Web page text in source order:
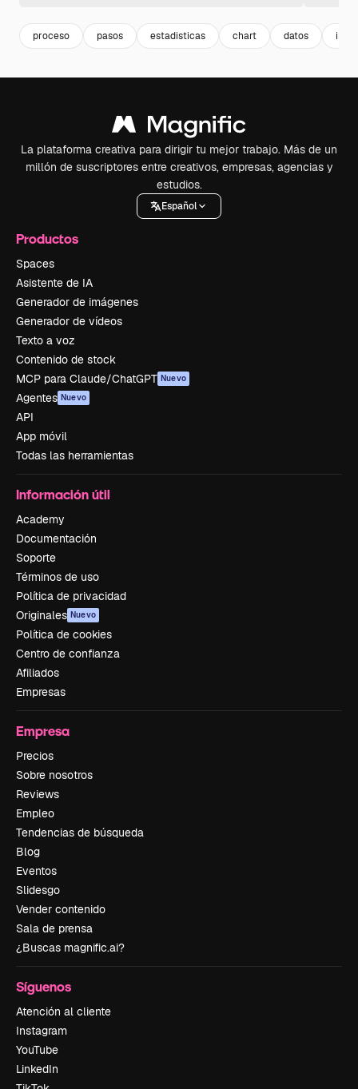
proceso pasos estadisticas chart datos
La plataforma creativa para dirigir tu mejor trabajo. Más de un
millón de suscriptores entre creativos, empresas, agencias y
estudios.
Español
Productos
Spaces
Asistente de IA
Generador de imágenes
Generador de vídeos
Texto a voz
Contenido de stock
MCP para Claude/ChatGPT Nuevo
Agentes Nuevo
API
App móvil
Todas las herramientas
Información útil
Academy
Documentación
Soporte
Términos de uso
Política de privacidad
Originales Nuevo
Política de cookies
Centro de confianza
Afiliados
Empresas
Empresa
Precios
Sobre nosotros
Reviews
Empleo
Tendencias de búsqueda
Blog
Eventos
Slidesgo
Vender contenido
Sala de prensa
¿Buscas magnific.ai?
Síguenos
Atención al cliente
Instagram
YouTube
LinkedIn